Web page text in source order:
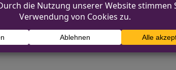
gestohlen